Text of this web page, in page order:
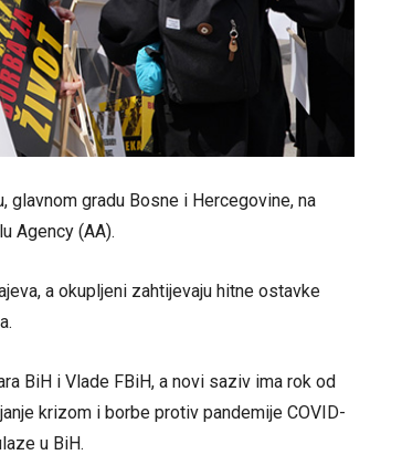
glavnom gradu Bosne i Hercegovine, na
Agency (AA).
a okupljeni zahtijevaju hitne ostavke
BiH i Vlade FBiH, a novi saziv ima rok od
krizom i borbe protiv pandemije COVID-
u BiH.